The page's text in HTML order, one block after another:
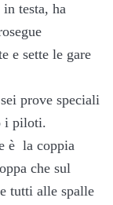
testa, ha
e sette le gare
prove speciali
i piloti.
è la coppia
che sul
tutti alle spalle